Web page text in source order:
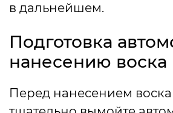
в дальнейшем.
Подготовка
нанесению воска
Перед нанесением воска